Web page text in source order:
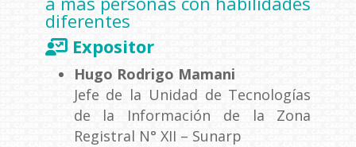
diferentes
Expositor
Hugo Rodrigo Mamani
Jefe de la Unidad de Tecnologías
de la Información de la Zona
Registral N° XII – Sunarp